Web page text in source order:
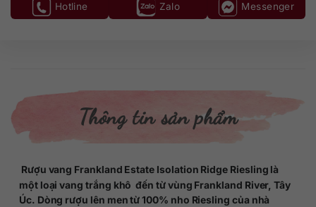
Hotline Zalo Messenger
Thông tin sản phẩm
Rượu vang Frankland Estate Isolation Ridge Riesling là
một loại vang trắng khô đến từ vùng Frankland River, Tây
Úc. Dòng rượu lên men từ 100% nho Riesling của nhà